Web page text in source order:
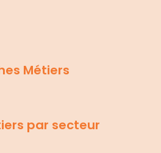
Métiers
par secteur